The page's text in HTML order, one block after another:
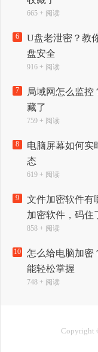
665 + 阅读
6
U盘老泄密？教
盘安全
916 + 阅读
7
局域网怎么监控
藏了
759 + 阅读
8
电脑屏幕如何实
态
619 + 阅读
9
文件加密软件有
加密软件，码住
858 + 阅读
10
怎么给电脑加密
能轻松掌握
748 + 阅读
Copyright